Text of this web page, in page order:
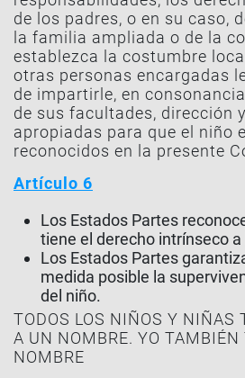
de los padres, o en su caso,
la familia ampliada o de la
establezca la costumbre
otras personas encargadas
de impartirle, en
de sus facultades, dirección
apropiadas para que el niño
reconocidos en la presente
Artículo 6
Los Estados Partes
tiene el derecho intrínseco a
Los Estados Partes
medida posible la
del niño.
TODOS LOS NIÑOS Y NIÑAS
A UN NOMBRE. YO TAMBIÉN
NOMBRE